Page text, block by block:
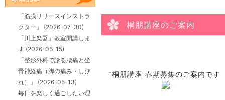
桐朋講座のご案内
“桐朋講座”春期募集のご案内です
「筋膜リリースインストラ
クター」 (2026-07-30)
「川上楽器」教室開講しま
す (2026-06-15)
「整形外科で診る腰痛と坐
骨神経痛（脚の痛み・しび
れ）」 (2026-05-13)
毎日を楽しく過ごしたい理